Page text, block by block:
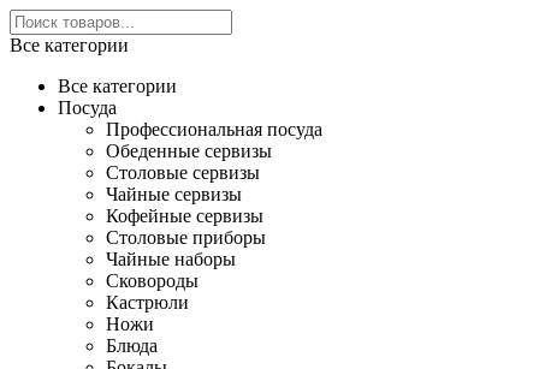
Все категории
Все категории
Посуда
Профессиональная посуда
Обеденные сервизы
Столовые сервизы
Чайные сервизы
Кофейные сервизы
Столовые приборы
Чайные наборы
Сковороды
Кастрюли
Ножи
Блюда